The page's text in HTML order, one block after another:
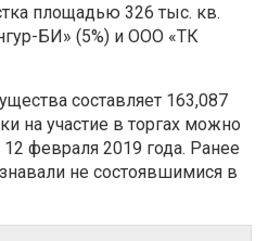
площадью 326 тыс. кв.
БИ» (5%) и ООО «ТК
составляет 163,087
на участие в торгах можно
февраля 2019 года. Ранее
не состоявшимися в